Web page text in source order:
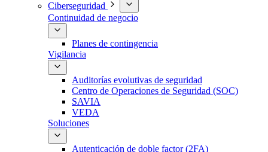
Ciberseguridad
Continuidad de negocio
Planes de contingencia
Vigilancia
Auditorías evolutivas de seguridad
Centro de Operaciones de Seguridad (SOC)
SAVIA
VEDA
Soluciones
Autenticación de doble factor (2FA)